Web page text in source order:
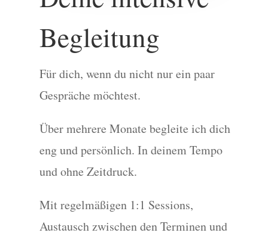
Begleitung
Für dich, wenn du nicht nur ein paar
Gespräche möchtest.
Über mehrere Monate begleite ich dich
eng und persönlich. In deinem Tempo
und ohne Zeitdruck.
Mit regelmäßigen 1:1 Sessions,
Austausch zwischen den Terminen und